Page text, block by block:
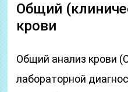
Общий
крови
Общий анализ крови
лабораторной